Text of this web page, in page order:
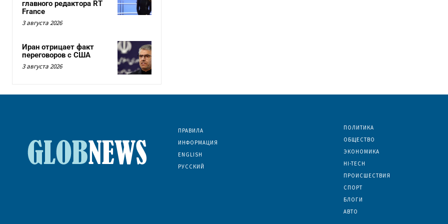
главного редактора RT
France
3 августа 2026
Иран отрицает факт
переговоров с США
3 августа 2026
ПРАВИЛА
ИНФОРМАЦИЯ
ENGLISH
РУССКИЙ
ПОЛИТИКА
ОБЩЕСТВО
ЭКОНОМИКА
HI-TECH
ПРОИСШЕСТВИЯ
СПОРТ
БЛОГИ
АВТО